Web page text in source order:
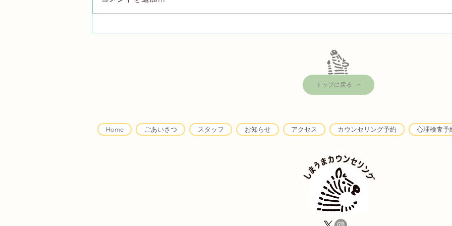
カウンセラーのためのパーソ
ナル・トレーニング
マリ
トップに戻る
Home ごあいさつ スタッフ お知らせ アクセス カウンセリング予約 心理検査予